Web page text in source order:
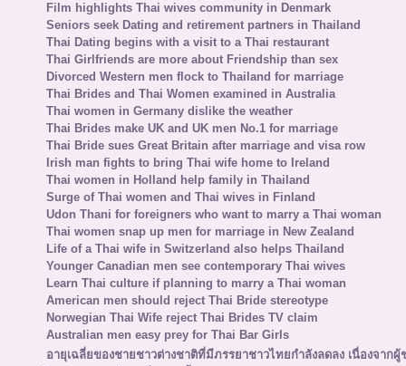
Film highlights Thai wives community in Denmark
Seniors seek Dating and retirement partners in Thailand
Thai Dating begins with a visit to a Thai restaurant
Thai Girlfriends are more about Friendship than sex
Divorced Western men flock to Thailand for marriage
Thai Brides and Thai Women examined in Australia
Thai women in Germany dislike the weather
Thai Brides make UK and UK men No.1 for marriage
Thai Bride sues Great Britain after marriage and visa row
Irish man fights to bring Thai wife home to Ireland
Thai women in Holland help family in Thailand
Surge of Thai women and Thai wives in Finland
Udon Thani for foreigners who want to marry a Thai woman
Thai women snap up men for marriage in New Zealand
Life of a Thai wife in Switzerland also helps Thailand
Younger Canadian men see contemporary Thai wives
Learn Thai culture if planning to marry a Thai woman
American men should reject Thai Bride stereotype
Norwegian Thai Wife reject Thai Brides TV claim
Australian men easy prey for Thai Bar Girls
อายุเฉลี่ยของชายชาวต่างชาติที่มีภรรยาชาวไทยกำลังลดลง เนื่องจาก